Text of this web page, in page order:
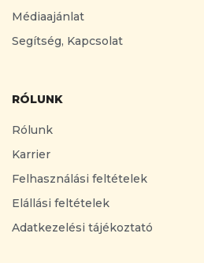
Médiaajánlat
Segítség, Kapcsolat
RÓLUNK
Rólunk
Karrier
Felhasználási feltételek
Elállási feltételek
Adatkezelési tájékoztató